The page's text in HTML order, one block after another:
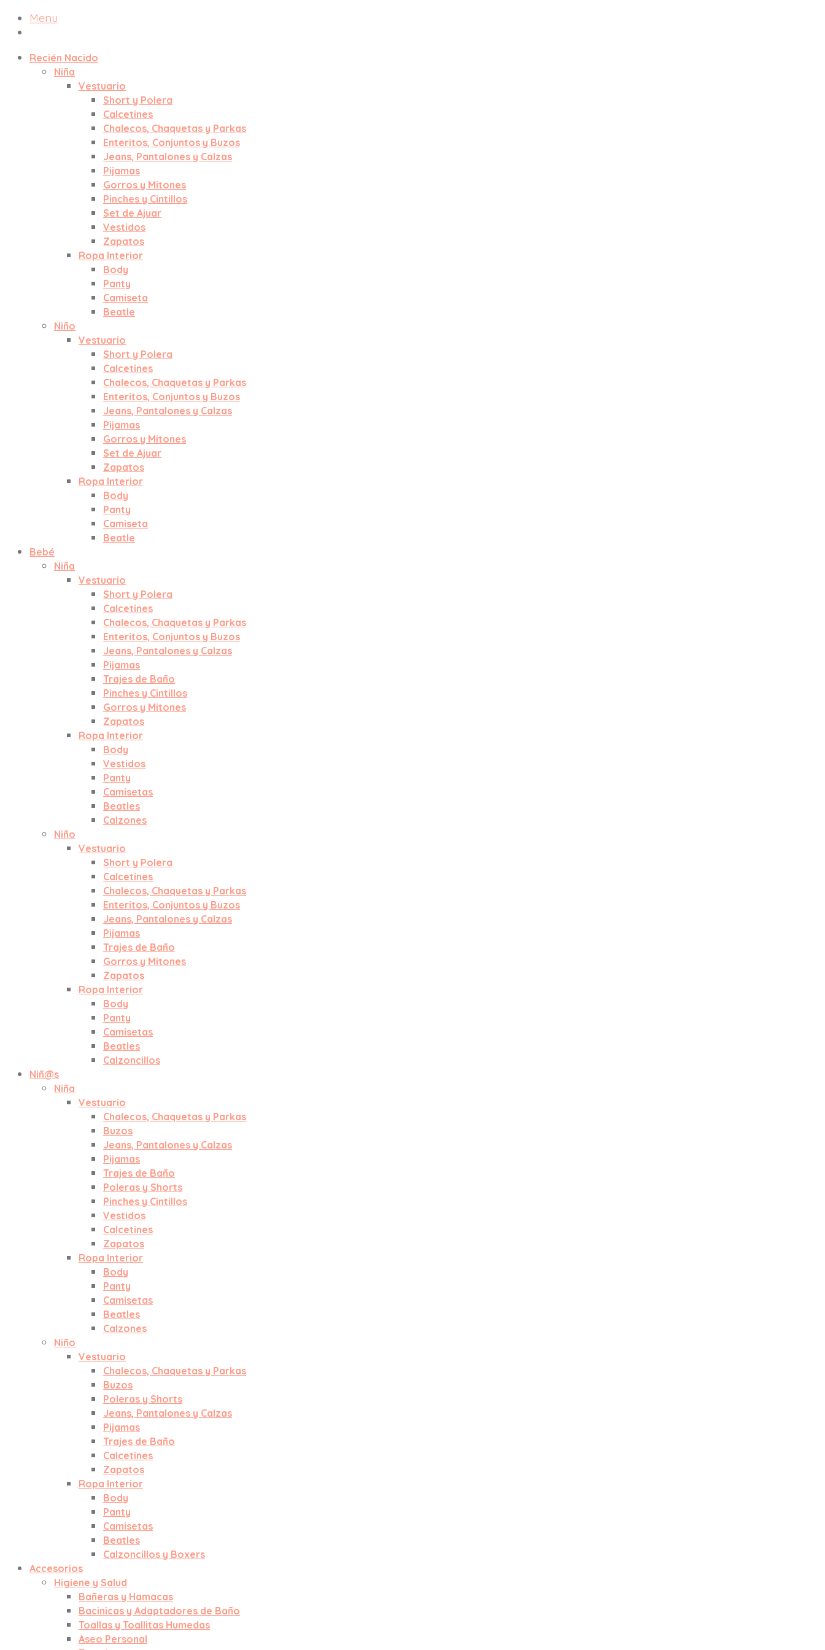
Menu
Recién Nacido
Niña
Vestuario
Short y Polera
Calcetines
Chalecos, Chaquetas y Parkas
Enteritos, Conjuntos y Buzos
Jeans, Pantalones y Calzas
Pijamas
Gorros y Mitones
Pinches y Cintillos
Set de Ajuar
Vestidos
Zapatos
Ropa Interior
Body
Panty
Camiseta
Beatle
Niño
Vestuario
Short y Polera
Calcetines
Chalecos, Chaquetas y Parkas
Enteritos, Conjuntos y Buzos
Jeans, Pantalones y Calzas
Pijamas
Gorros y Mitones
Set de Ajuar
Zapatos
Ropa Interior
Body
Panty
Camiseta
Beatle
Bebé
Niña
Vestuario
Short y Polera
Calcetines
Chalecos, Chaquetas y Parkas
Enteritos, Conjuntos y Buzos
Jeans, Pantalones y Calzas
Pijamas
Trajes de Baño
Pinches y Cintillos
Gorros y Mitones
Zapatos
Ropa Interior
Body
Vestidos
Panty
Camisetas
Beatles
Calzones
Niño
Vestuario
Short y Polera
Calcetines
Chalecos, Chaquetas y Parkas
Enteritos, Conjuntos y Buzos
Jeans, Pantalones y Calzas
Pijamas
Trajes de Baño
Gorros y Mitones
Zapatos
Ropa Interior
Body
Panty
Camisetas
Beatles
Calzoncillos
Niñ@s
Niña
Vestuario
Chalecos, Chaquetas y Parkas
Buzos
Jeans, Pantalones y Calzas
Pijamas
Trajes de Baño
Poleras y Shorts
Pinches y Cintillos
Vestidos
Calcetines
Zapatos
Ropa Interior
Body
Panty
Camisetas
Beatles
Calzones
Niño
Vestuario
Chalecos, Chaquetas y Parkas
Buzos
Poleras y Shorts
Jeans, Pantalones y Calzas
Pijamas
Trajes de Baño
Calcetines
Zapatos
Ropa Interior
Body
Panty
Camisetas
Beatles
Calzoncillos y Boxers
Accesorios
Higiene y Salud
Bañeras y Hamacas
Bacinicas y Adaptadores de Baño
Toallas y Toallitas Humedas
Aseo Personal